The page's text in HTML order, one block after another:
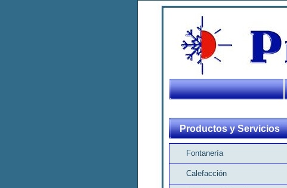
Productos y Servicios
Fontanería
Calefacción